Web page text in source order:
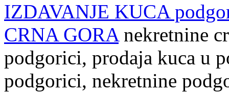
IZDAVANJE KUCA
CRNA GORA nekretnine
podgorici, prodaja kuca u
podgorici, nekretnine